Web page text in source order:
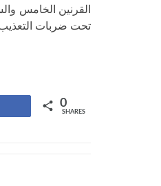
القرنين الخامس
تحت ضربات
0
SHARES